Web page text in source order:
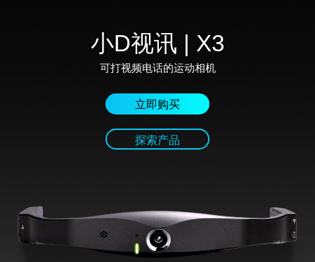
小D视讯 | X3
可打视频电话的运动相机
立即购买
探索产品